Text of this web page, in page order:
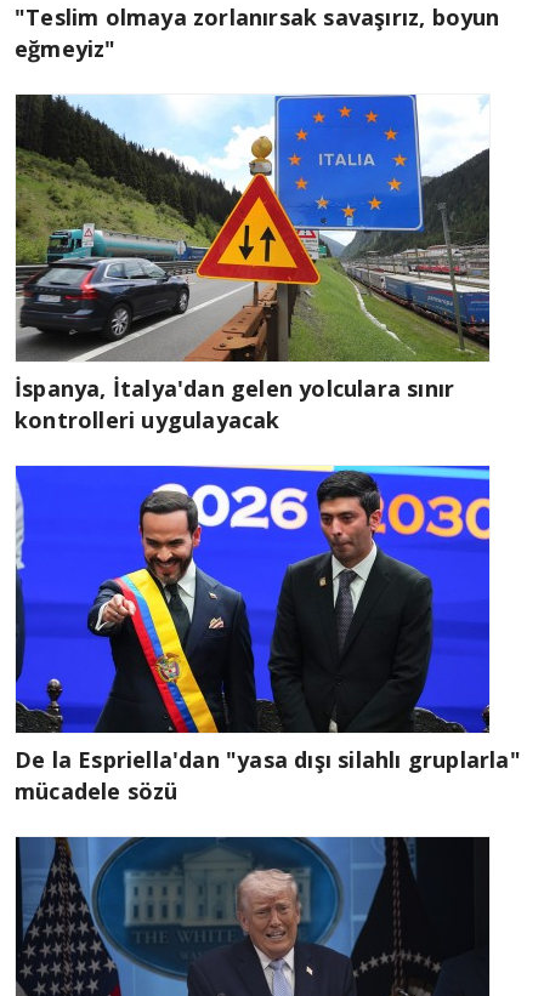
"Teslim olmaya zorlanırsak savaşırız, boyun
eğmeyiz"
İspanya, İtalya'dan gelen yolculara sınır
kontrolleri uygulayacak
De la Espriella'dan "yasa dışı silahlı gruplarla"
mücadele sözü